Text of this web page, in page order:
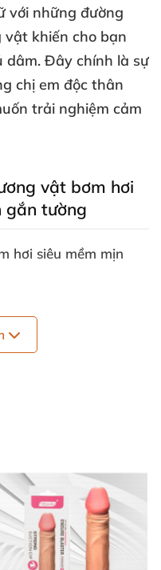
với những đường
khiến cho bạn
dâm. Đây chính là sự
chị em độc thân
trải nghiệm cảm
vật bơm hơi
gắn tường
hơi siêu mềm mịn
, Dương vật giả gắn
lý cho phái nữ
cấp
bơm hơi màu đen